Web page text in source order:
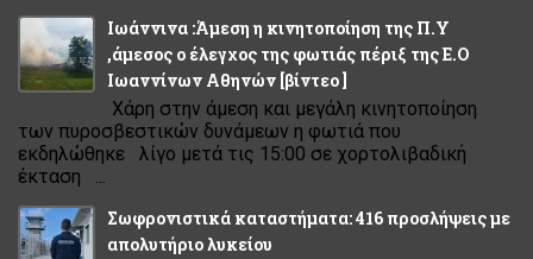
Ιωάννινα :Άμεση η κινητοποίηση της Π.Υ
,άμεσος ο έλεγχος της φωτιάς πέριξ της Ε.Ο
Ιωαννίνων Αθηνών [βίντεο ]
Χάρη στην άμεση και μεγάλη κινητοποίηση
των πυροσβεστικών δυνάμεων η φωτιά που
εκδηλώθηκε λίγο μετά τις 15:00 σε χορτολιβαδική
έκταση ...
Σωφρονιστικά καταστήματα: 416 προσλήψεις με
απολυτήριο λυκείου